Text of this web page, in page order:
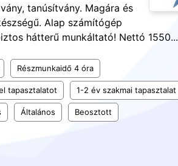
tanúsítvány. Magára és
Alap számítógép
hátterű munkáltató! Nettó 1550...
Részmunkaidő 4 óra
tapasztalatot 1-2 év szakmai tapasztalat
Általános Beosztott